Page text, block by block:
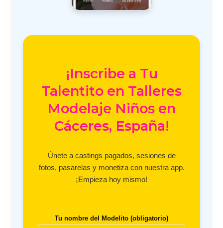
¡Inscribe a Tu
Talentito en Talleres
Modelaje Niños en
Cáceres, España!
Únete a castings pagados, sesiones de
fotos, pasarelas y monetiza con nuestra app.
¡Empieza hoy mismo!
Tu nombre del Modelito (obligatorio)